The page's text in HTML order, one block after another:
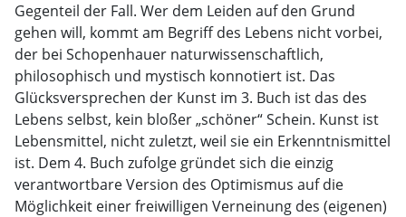
Gegenteil der Fall. Wer dem Leiden auf den Grund
gehen will, kommt am Begriff des Lebens nicht vorbei,
der bei Schopenhauer naturwissenschaftlich,
philosophisch und mystisch konnotiert ist. Das
Glücksversprechen der Kunst im 3. Buch ist das des
Lebens selbst, kein bloßer „schöner“ Schein. Kunst ist
Lebensmittel, nicht zuletzt, weil sie ein Erkenntnismittel
ist. Dem 4. Buch zufolge gründet sich die einzig
verantwortbare Version des Optimismus auf die
Möglichkeit einer freiwilligen Verneinung des (eigenen)